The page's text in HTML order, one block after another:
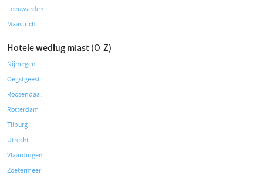
Leeuwarden
Maastricht
Hotele według miast (O-Z)
Nijmegen
Oegstgeest
Roosendaal
Rotterdam
Tilburg
Utrecht
Vlaardingen
Zoetermeer